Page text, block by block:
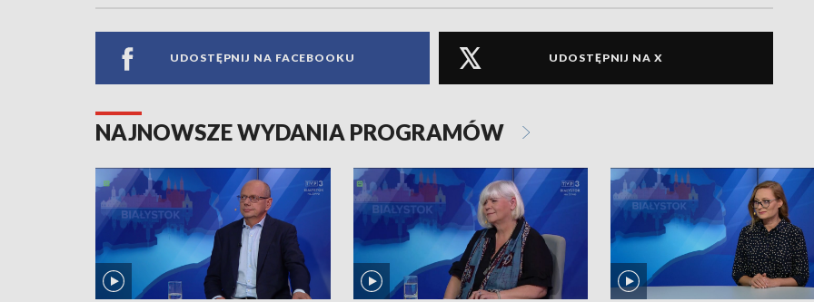
UDOSTĘPNIJ NA FACEBOOKU UDOSTĘPNIJ NA X
NAJNOWSZE WYDANIA PROGRAMÓW